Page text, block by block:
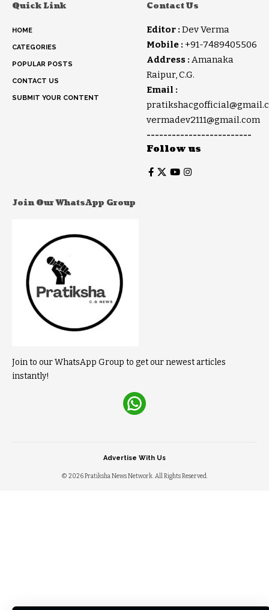
Quick Link
HOME
CATEGORIES
POPULAR POSTS
CONTACT US
SUBMIT YOUR CONTENT
Contact Us
Editor : Dev Verma
Mobile : +91-7489405506
Address : Amanaka
Raipur, C.G.
Email :
vermadev2111@gmail.com
-------------------------
Follow us
Join Our WhatsApp Group
Join to our WhatsApp Group to get our newest articles
instantly!
© 2026 Pratiksha News Network. All Rights Reserved.
Advertise With Us